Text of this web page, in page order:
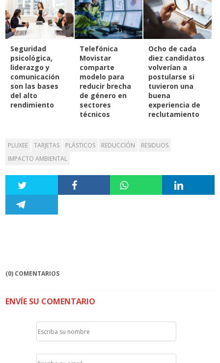
Seguridad
psicológica,
liderazgo y
comunicación
son las bases
del alto
rendimiento
Telefónica
Movistar
comparte
modelo para
reducir brecha
de género en
sectores
técnicos
Ocho de cada
diez candidatos
volverían a
postularse si
tuvieron una
buena
experiencia de
reclutamiento
PLUXEE TARJETAS PLÁSTICOS REDUCCIÓN
RESIDUOS
IMPACTO AMBIENTAL
(0) COMENTARIOS
ENVÍE SU COMENTARIO